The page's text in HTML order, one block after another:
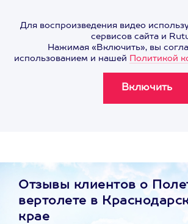
Для воспроизведения видео
сервисов сайта и
Нажимая «Включить», вы
использованием и нашей Политикой
Отзывы клиентов о
вертолете в
крае